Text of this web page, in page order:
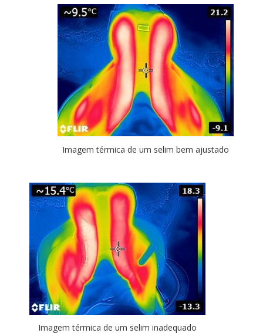
Imagem térmica de um selim bem ajustado
Imagem térmica de um selim inadequado